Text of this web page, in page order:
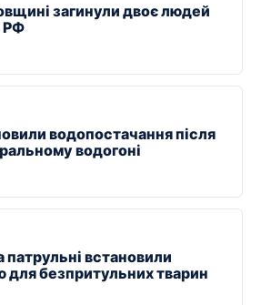
загинули двоє людей
РФ
водопостачання після
водогоні
патрульні встановили
для безпритульних тварин